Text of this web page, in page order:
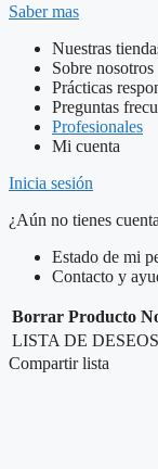
Saber mas
Nuestras
Sobre nosotros
Prácticas
Preguntas
Profesionales
Mi cuenta
Inicia sesión
¿Aún no tienes
Estado de mi
Contacto y
Borrar Producto
LISTA DE DESEOS
Compartir lista